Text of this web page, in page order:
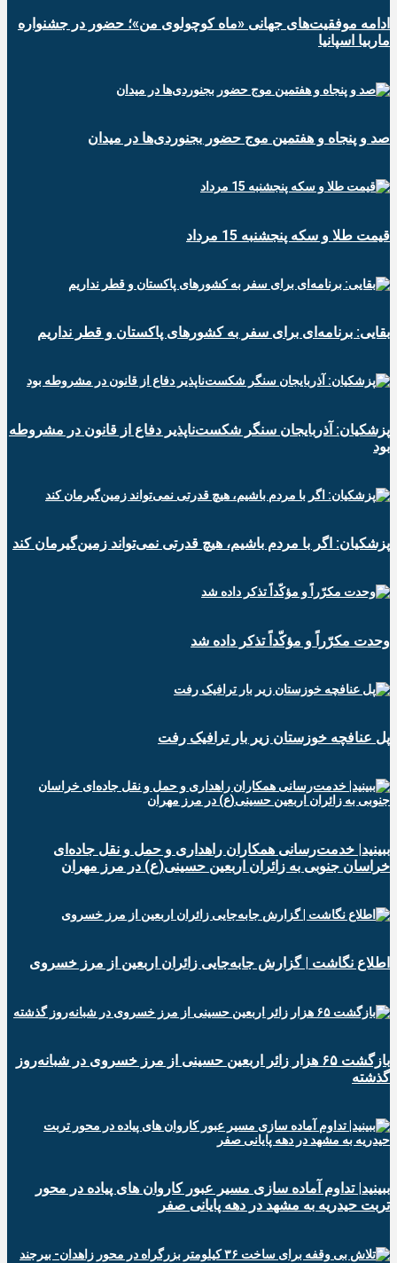
ادامه موفقیت‌های جهانی «ماه کوچولوی من»؛ حضور در جشنواره
ماربیا اسپانیا
صد و پنجاه و هفتمین موج حضور بجنوردی‌ها در میدان
قیمت طلا و سکه پنجشنبه 15 مرداد
بقایی: برنامه‌ای برای سفر به کشورهای پاکستان و قطر نداریم
پزشکیان: آذربایجان سنگر شکست‌ناپذیر دفاع از قانون در مشروطه
بود
پزشکیان: اگر با مردم باشیم، هیچ قدرتی نمی‌تواند زمین‌گیرمان کند
وحدت مکرّراً و مؤکّداً تذکر داده شد
پل عنافچه خوزستان زیر بار ترافیک رفت
ببینید| خدمت‌رسانی همکاران راهداری و حمل و نقل جاده‌ای
خراسان جنوبی به زائران اربعین حسینی(ع) در مرز مهران
️اطلاع نگاشت | گزارش جابه‌جایی زائران اربعین از مرز خسروی
️بازگشت ۶۵ هزار زائر اربعین حسینی از مرز خسروی در شبانه‌روز
گذشته
ببینید| تداوم آماده سازی مسیر عبور کاروان های پیاده در محور
تربت حیدریه به مشهد در دهه پایانی صفر